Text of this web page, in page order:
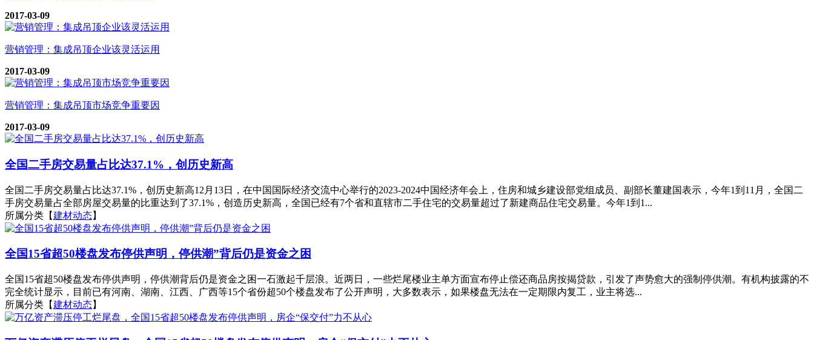
2017-03-09
营销管理：集成吊顶企业该灵活运用
2017-03-09
营销管理：集成吊顶市场竞争重要因
2017-03-09
全国二手房交易量占比达37.1%，创历史新高
全国二手房交易量占比达37.1%，创历史新高12月13日，在中国国际经济交流中心举行的2023-2024中国经济年会上，住房和城乡建设部党组成员、副部长董建国表示，今年1到11月，全国二
手房交易量占全部房屋交易量的比重达到了37.1%，创造历史新高，全国已经有7个省和直辖市二手住宅的交易量超过了新建商品住宅交易量。今年1到1...
所属分类【建材动态】
全国15省超50楼盘发布停供声明，停供潮”背后仍是资金之困
全国15省超50楼盘发布停供声明，停供潮背后仍是资金之困一石激起千层浪。近两日，一些烂尾楼业主单方面宣布停止偿还商品房按揭贷款，引发了声势愈大的强制停供潮。有机构披露的不
完全统计显示，目前已有河南、湖南、江西、广西等15个省份超50个楼盘发布了公开声明，大多数表示，如果楼盘无法在一定期限内复工，业主将选...
所属分类【建材动态】